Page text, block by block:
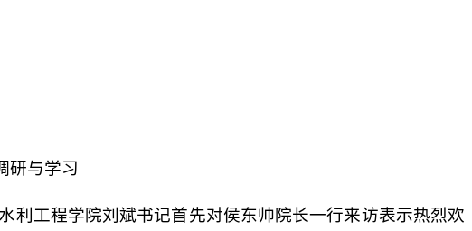
研与学习
利工程学院刘斌书记首先对侯东帅院长一行来访表示热烈欢